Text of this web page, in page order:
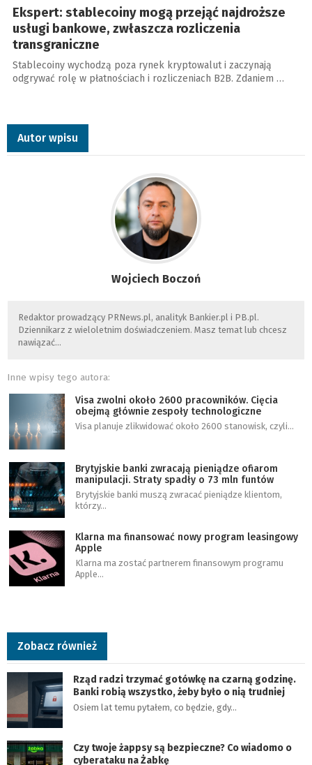
Ekspert: stablecoiny mogą przejąć najdroższe
usługi bankowe, zwłaszcza rozliczenia
transgraniczne
Stablecoiny wychodzą poza rynek kryptowalut i zaczynają
odgrywać rolę w płatnościach i rozliczeniach B2B. Zdaniem …
Autor wpisu
Wojciech Boczoń
Redaktor prowadzący PRNews.pl, analityk Bankier.pl i PB.pl.
Dziennikarz z wieloletnim doświadczeniem. Masz temat lub chcesz
nawiązać…
Inne wpisy tego autora:
Visa zwolni około 2600 pracowników. Cięcia
obejmą głównie zespoły technologiczne
Visa planuje zlikwidować około 2600 stanowisk, czyli…
Brytyjskie banki zwracają pieniądze ofiarom
manipulacji. Straty spadły o 73 mln funtów
Brytyjskie banki muszą zwracać pieniądze klientom,
którzy…
Klarna ma finansować nowy program leasingowy
Apple
Klarna ma zostać partnerem finansowym programu
Apple…
Zobacz również
Rząd radzi trzymać gotówkę na czarną godzinę.
Banki robią wszystko, żeby było o nią trudniej
Osiem lat temu pytałem, co będzie, gdy…
Czy twoje żappsy są bezpieczne? Co wiadomo o
cyberataku na Żabkę